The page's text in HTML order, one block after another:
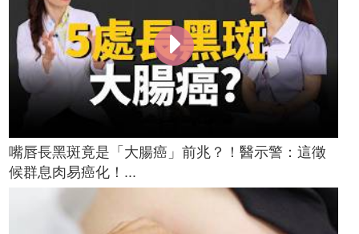
嘴唇長黑斑竟是「大腸癌」前兆？！醫示警：這徵
候群息肉易癌化！...